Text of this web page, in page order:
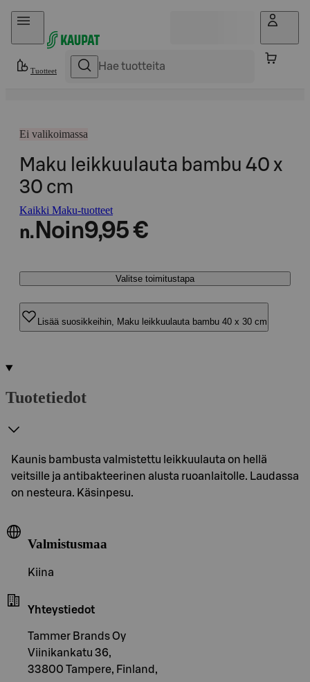
Hyppää sisältöön
Tuotteet
Ei valikoimassa
Maku leikkuulauta bambu 40 x
30 cm
Kaikki Maku-tuotteet
n. Noin9,95 €
Valitse toimitustapa
Lisää suosikkeihin, Maku leikkuulauta bambu 40 x 30 cm
Tuotetiedot
Kaunis bambusta valmistettu leikkuulauta on hellä
veitsille ja antibakteerinen alusta ruoanlaitolle. Laudassa
on nesteura. Käsinpesu.
Valmistusmaa
Kiina
Yhteystiedot
Tammer Brands Oy
Viinikankatu 36,
33800 Tampere, Finland,